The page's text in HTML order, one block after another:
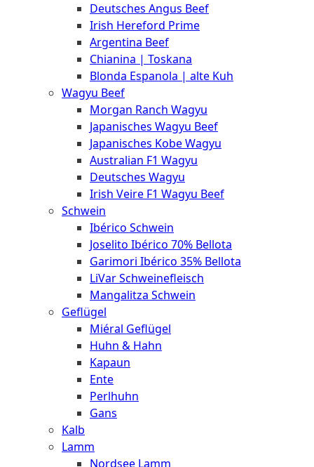
Deutsches Angus Beef
Irish Hereford Prime
Argentina Beef
Chianina | Toskana
Blonda Espanola | alte Kuh
Wagyu Beef
Morgan Ranch Wagyu
Japanisches Wagyu Beef
Japanisches Kobe Wagyu
Australian F1 Wagyu
Deutsches Wagyu
Irish Veire F1 Wagyu Beef
Schwein
Ibérico Schwein
Joselito Ibérico 70% Bellota
Garimori Ibérico 35% Bellota
LiVar Schweinefleisch
Mangalitza Schwein
Geflügel
Miéral Geflügel
Huhn & Hahn
Kapaun
Ente
Perlhuhn
Gans
Kalb
Lamm
Nordsee Lamm